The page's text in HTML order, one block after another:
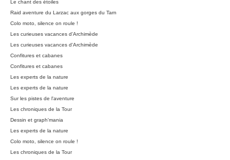
Le chant des étoiles
Raid aventure du Larzac aux gorges du Tarn
Colo moto, silence on roule !
Les curieuses vacances d'Archimède
Les curieuses vacances d'Archimède
Confitures et cabanes
Confitures et cabanes
Les experts de la nature
Les experts de la nature
Sur les pistes de l'aventure
Les chroniques de la Tour
Dessin et graph'mania
Les experts de la nature
Colo moto, silence on roule !
Les chroniques de la Tour